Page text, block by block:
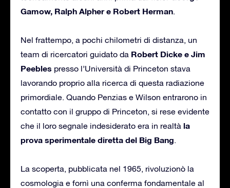
Gamow, Ralph Alpher e Robert Herman.
Nel frattempo, a pochi chilometri di distanza, un
team di ricercatori guidato da Robert Dicke e Jim
Peebles presso l’Università di Princeton stava
lavorando proprio alla ricerca di questa radiazione
primordiale. Quando Penzias e Wilson entrarono in
contatto con il gruppo di Princeton, si rese evidente
che il loro segnale indesiderato era in realtà la
prova sperimentale diretta del Big Bang.
La scoperta, pubblicata nel 1965, rivoluzionò la
cosmologia e fornì una conferma fondamentale al